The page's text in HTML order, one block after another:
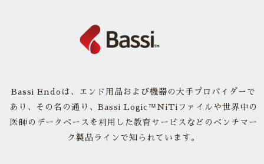
Bassi Endoは、エンド用品および機器の大手プロバイダーで
あり、その名の通り、Bassi Logic™NiTiファイルや世界中の
医師のデータベースを利用した教育サービスなどのベンチマー
ク製品ラインで知られています。